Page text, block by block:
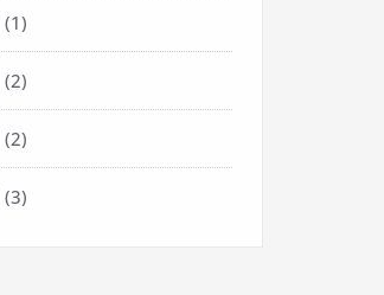
(1)
(2)
(2)
(3)